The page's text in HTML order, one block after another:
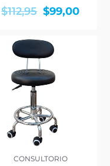
$112,95 $99,00
CONSULTORIO